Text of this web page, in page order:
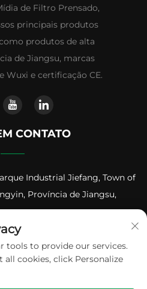
de Filtro Prensado,
principais produtos
produtos de alta
de Jiangsu, marcas
Wuxi e certificação CE.
CONTATO
Industrial Jiefang, Town of
Província de Jiangsu,
18961600368
protected]
tools to provide our services.
cookies, click Personalize